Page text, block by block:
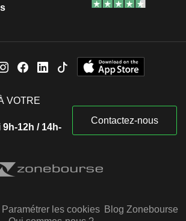
VOTRE
12h / 14h-
Contactez-nous
Paramétrer les cookies Blog Zonebourse